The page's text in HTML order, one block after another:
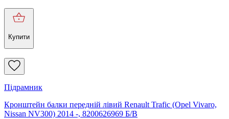
Купити
Підрамник
Кронштейн балки передній лівий Renault Trafic (Opel Vivaro,
Nissan NV300) 2014 -, 8200626969 Б/В